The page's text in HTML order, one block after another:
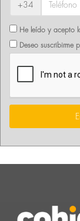
+34
He leído y acepto
Deseo suscribirme